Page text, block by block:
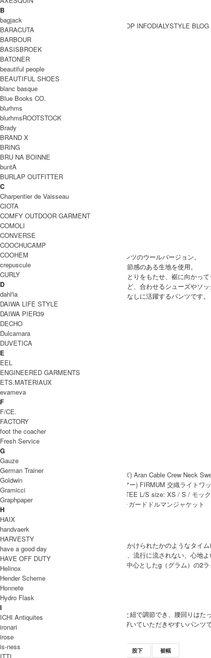
BRAND一覧
BRAND一覧
SHOP INFODIALYSTYLE BLOG
Gauze (ガーゼ)
Gauze(ガーゼ)より、定番人気チャーリーパンツのウールバージョン。
ふっくらと程よい厚みがあり、あたたかな季節感のある生地を使用。
ウエストはゴムのイージー仕様、腰回りはゆとりをもたせ、裾に向かっ
足首が覗く丈感で、パンプスやスニーカーなど、合わせるシューズやソ
合わせるアイテムによって、いろいろな着こなしに活躍するパンツです。
Gauze(ガーゼ) ウールチャーリーパンツ
COODINATE
DETAIL
Coordinate Item
ブランド紹介
Gauze
洗いジワが自然にできた表情、まるで魔法がかけられたかのようなタイ
ひとつひとつの素材がもつ風合いを大切にし、流行に流されない、心地
Gauze＃（ガーゼ）とベーシックアイテムを中心としたg（グラム）の2ラ
Gauze 取り扱い商品
MODEL
(VOICE) ウエストはゴムと紐で調節でき、腰回りは
すいです。小柄な方にも穿いていただきやすいパンツで
SIZE
サイズ 股下 裾幅
B
bagjack
BARACUTA
BARBOUR
BASISBROEK
BATONER
beautiful people
BEAUTIFUL SHOES
blanc basque
Blue Books CO.
blurhms
blurhmsROOTSTOCK
Brady
BRAND X
BRING
BRU NA BOINNE
buntA
BURLAP OUTFITTER
C
Charpentier de Vaisseau
CIOTA
COMFY OUTDOOR GARMENT
COMOLI
CONVERSE
COOCHUCAMP
COOHEM
crepuscule
CURLY
D
dahl'ia
DAIWA LIFE STYLE
DAIWA PIER39
DECHO
Dulcamara
DUVETICA
E
EEL
ENGINEERED GARMENTS
ETS.MATERIAUX
evameva
F
F/CE.
FACTORY
foot the coacher
Fresh Service
G
Gauze
German Trainer
Goldwin
Gramicci
Graphpaper
H
HAIX
handvaerk
HARVESTY
have a good day
HAVE OFF DUTY
Helinox
Hender Scheme
Honnete
Hydro Flask
I
ICHI Antiquites
ironari
irose
is-ness